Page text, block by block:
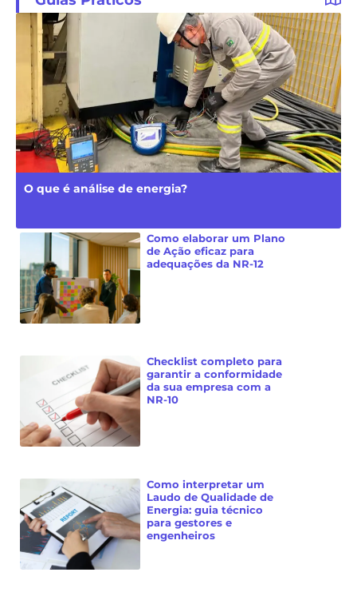
O que é análise de energia?
Como elaborar um Plano
de Ação eficaz para
adequações da NR-12
Checklist completo para
garantir a conformidade
da sua empresa com a
NR-10
Como interpretar um
Laudo de Qualidade de
Energia: guia técnico
para gestores e
engenheiros